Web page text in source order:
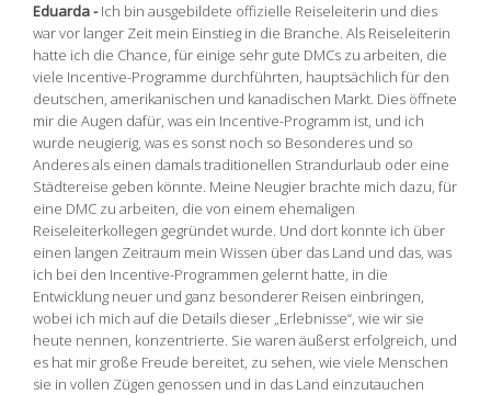
Eduarda -Ich bin ausgebildete offizielle Reiseleiterin und dies
war vor langer Zeit mein Einstieg in die Branche. Als Reiseleiterin
hatte ich die Chance, für einige sehr gute DMCs zu arbeiten, die
viele Incentive-Programme durchführten, hauptsächlich für den
deutschen, amerikanischen und kanadischen Markt. Dies öffnete
mir die Augen dafür, was ein Incentive-Programm ist, und ich
wurde neugierig, was es sonst noch so Besonderes und so
Anderes als einen damals traditionellen Strandurlaub oder eine
Städtereise geben könnte. Meine Neugier brachte mich dazu, für
eine DMC zu arbeiten, die von einem ehemaligen
Reiseleiterkollegen gegründet wurde. Und dort konnte ich über
einen langen Zeitraum mein Wissen über das Land und das, was
ich bei den Incentive-Programmen gelernt hatte, in die
Entwicklung neuer und ganz besonderer Reisen einbringen,
wobei ich mich auf die Details dieser „Erlebnisse“, wie wir sie
heute nennen, konzentrierte. Sie waren äußerst erfolgreich, und
es hat mir große Freude bereitet, zu sehen, wie viele Menschen
sie in vollen Zügen genossen und in das Land einzutauchen